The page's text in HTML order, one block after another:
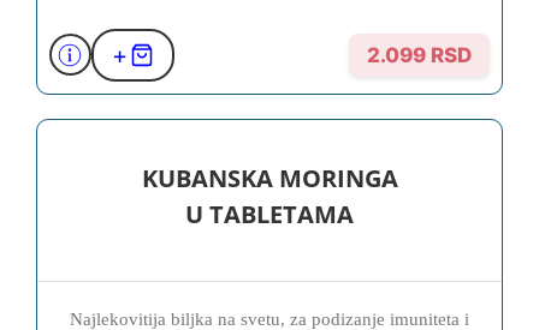
+ 2.099 RSD
KUBANSKA MORINGA
U TABLETAMA
Najlekovitija biljka na svetu, za podizanje imuniteta i